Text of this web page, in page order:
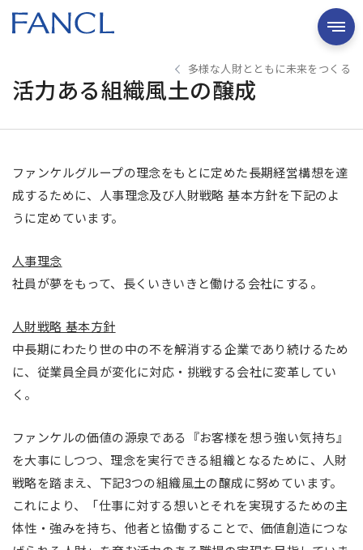
多様な人財とともに未来をつくる
活力ある組織風土の醸成
ファンケルグループの理念をもとに定めた長期経営構想を達
成するために、人事理念及び人財戦略 基本方針を下記のよ
うに定めています。
人事理念
社員が夢をもって、長くいきいきと働ける会社にする。
人財戦略 基本方針
中長期にわたり世の中の不を解消する企業であり続けるため
に、従業員全員が変化に対応・挑戦する会社に変革してい
く。
ファンケルの価値の源泉である『お客様を想う強い気持ち』
を大事にしつつ、理念を実行できる組織となるために、人財
戦略を踏まえ、下記3つの組織風土の醸成に努めています。
これにより、「仕事に対する想いとそれを実現するための主
体性・強みを持ち、他者と協働することで、価値創造につな